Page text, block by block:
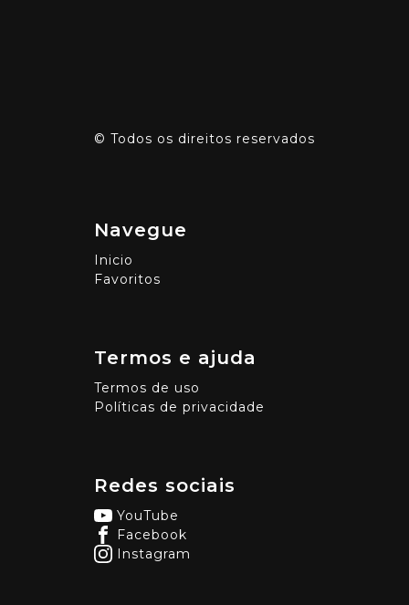
© Todos os direitos reservados
Navegue
Inicio
Favoritos
Termos e ajuda
Termos de uso
Políticas de privacidade
Redes sociais
YouTube
Facebook
Instagram